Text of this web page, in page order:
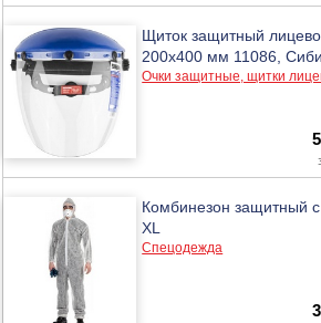
Щиток защитный
200х400 мм 11086,
Очки защитные, щитки
Комбинезон защитный
XL
Спецодежда